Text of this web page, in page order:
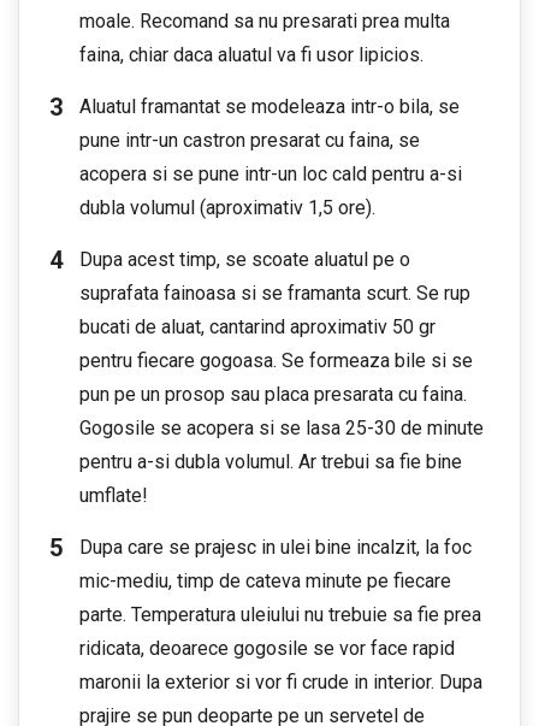
moale. Recomand sa nu presarati prea multa
faina, chiar daca aluatul va fi usor lipicios.
Aluatul framantat se modeleaza intr-o bila, se
pune intr-un castron presarat cu faina, se
acopera si se pune intr-un loc cald pentru a-si
dubla volumul (aproximativ 1,5 ore).
Dupa acest timp, se scoate aluatul pe o
suprafata fainoasa si se framanta scurt. Se rup
bucati de aluat, cantarind aproximativ 50 gr
pentru fiecare gogoasa. Se formeaza bile si se
pun pe un prosop sau placa presarata cu faina.
Gogosile se acopera si se lasa 25-30 de minute
pentru a-si dubla volumul. Ar trebui sa fie bine
umflate!
Dupa care se prajesc in ulei bine incalzit, la foc
mic-mediu, timp de cateva minute pe fiecare
parte. Temperatura uleiului nu trebuie sa fie prea
ridicata, deoarece gogosile se vor face rapid
maronii la exterior si vor fi crude in interior. Dupa
prajire se pun deoparte pe un servetel de